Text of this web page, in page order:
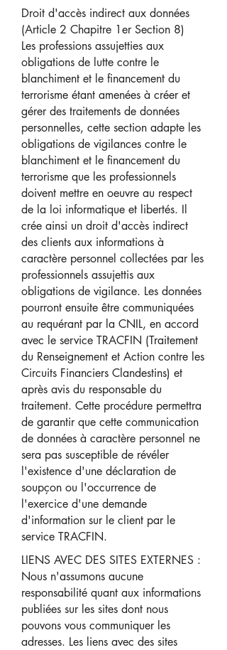
Droit d'accès indirect aux données
(Article 2 Chapitre 1er Section 8)
Les professions assujetties aux
obligations de lutte contre le
blanchiment et le financement du
terrorisme étant amenées à créer et
gérer des traitements de données
personnelles, cette section adapte les
obligations de vigilances contre le
blanchiment et le financement du
terrorisme que les professionnels
doivent mettre en oeuvre au respect
de la loi informatique et libertés. Il
crée ainsi un droit d'accès indirect
des clients aux informations à
caractère personnel collectées par les
professionnels assujettis aux
obligations de vigilance. Les données
pourront ensuite être communiquées
au requérant par la CNIL, en accord
avec le service TRACFIN (Traitement
du Renseignement et Action contre les
Circuits Financiers Clandestins) et
après avis du responsable du
traitement. Cette procédure permettra
de garantir que cette communication
de données à caractère personnel ne
sera pas susceptible de révéler
l'existence d'une déclaration de
soupçon ou l'occurrence de
l'exercice d'une demande
d'information sur le client par le
service TRACFIN.
LIENS AVEC DES SITES EXTERNES :
Nous n'assumons aucune
responsabilité quant aux informations
publiées sur les sites dont nous
pouvons vous communiquer les
adresses. Les liens avec des sites